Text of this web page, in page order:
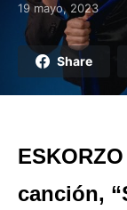
Posted on
19 mayo, 2023
Share
canción,